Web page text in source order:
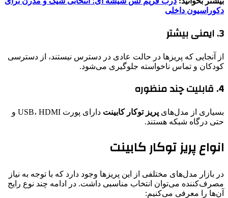
دکوراسیون داخلی
3. ایمنی بیشتر
از آنجایی که پریزها در حالت عادی در دسترس نیستند، از دسترسی
کودکان و تماس ناخواسته جلوگیری می‌شود.
4. قابلیت چند منظوره
بسیاری از مدل‌های پریز توکار کابینت
دارای پورت USB، HDMI و
حتی درگاه شبکه هستند.
انواع پریز توکار کابینت
در بازار مدل‌های مختلفی از این پریزها وجود دارد که با توجه به نیاز
مصرف‌کننده می‌توان انتخاب مناسبی داشت. در ادامه چند نوع رایج
آن‌ها را معرفی می‌کنیم: